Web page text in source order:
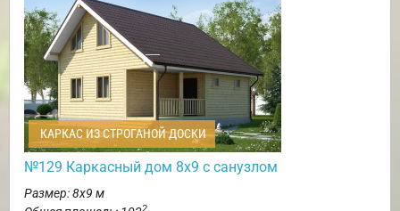
КАРКАС ИЗ СТРОГАНОЙ ДОСКИ
№129 Каркасный дом 8х9 с санузлом
Размер: 8х9 м